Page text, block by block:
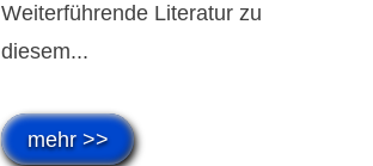
Weiter­füh­rende Lite­ratur zu
diesem...
mehr >>